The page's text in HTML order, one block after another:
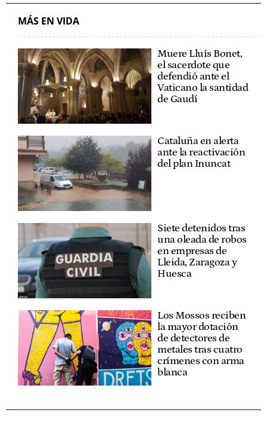
MÁS EN VIDA
Muere Lluís Bonet,
el sacerdote que
defendió ante el
Vaticano la santidad
de Gaudí
Cataluña en alerta
ante la reactivación
del plan Inuncat
Siete detenidos tras
una oleada de robos
en empresas de
Lleida, Zaragoza y
Huesca
Los Mossos reciben
la mayor dotación
de detectores de
metales tras cuatro
crímenes con arma
blanca